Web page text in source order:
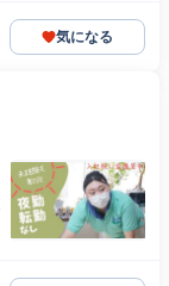
気になる